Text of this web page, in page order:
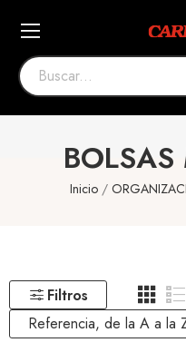
BOLSAS
Inicio
Filtros
Referencia, de la A a la